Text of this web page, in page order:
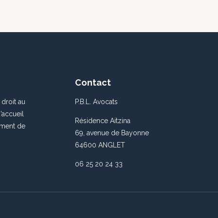
droit au
de
Contact
P.B.L. Avocats
Résidence Aitzina
69, avenue de Bayonne
64600 ANGLET
06 25 20 24 33